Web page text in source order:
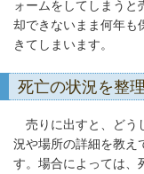
ォームをしてしまうと
却できないまま何年も
きてしまいます。
死亡の状況を整
売りに出すと、どう
況や場所の詳細を教え
す。場合によっては、